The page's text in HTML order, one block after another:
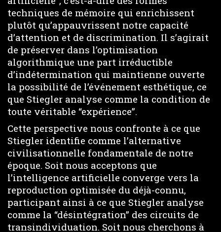
techniques de mémoire qui enrichissent
plutôt qu’appauvrissent notre capacité
d’attention et de discrimination. Il s’agirait
de préserver dans l’optimisation
algorithmique une part irréductible
d’indétermination qui maintienne ouverte
la possibilité de l’événement esthétique, ce
que Stiegler analyse comme la condition de
toute véritable “expérience”.
Cette perspective nous confronte à ce que
Stiegler identifie comme l’alternative
civilisationnelle fondamentale de notre
époque. Soit nous acceptons que
l’intelligence artificielle converge vers la
reproduction optimisée du déjà-connu,
participant ainsi à ce que Stiegler analyse
comme la “désintégration” des circuits de
transindividuation. Soit nous cherchons à